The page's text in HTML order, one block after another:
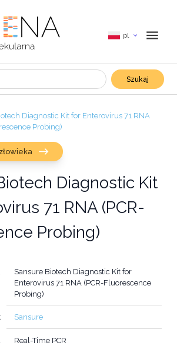
pl
Szukaj
Diagnostic Kit for Enterovirus 71 RNA
Probing)
Diagnostic Kit
71 RNA (PCR-
Probing)
Sansure Biotech Diagnostic Kit for
Enterovirus 71 RNA (PCR-Fluorescence
Probing)
Sansure
Real-Time PCR